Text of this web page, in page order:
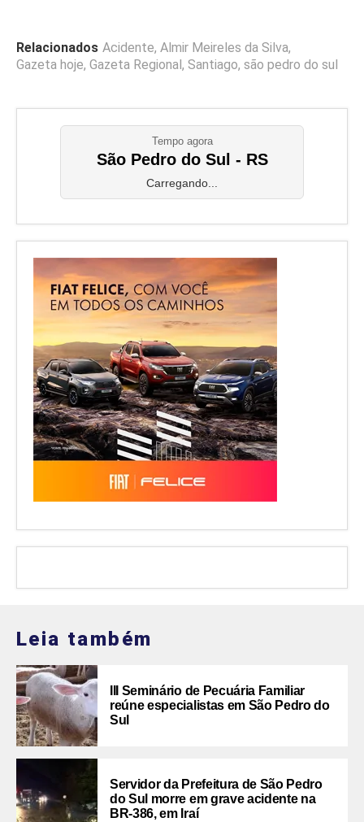
Relacionados Acidente, Almir Meireles da Silva,
Gazeta hoje, Gazeta Regional, Santiago, são pedro do sul
Tempo agora
São Pedro do Sul - RS
Carregando...
Leia também
III Seminário de Pecuária Familiar
reúne especialistas em São Pedro do
Sul
Servidor da Prefeitura de São Pedro
do Sul morre em grave acidente na
BR-386, em Iraí